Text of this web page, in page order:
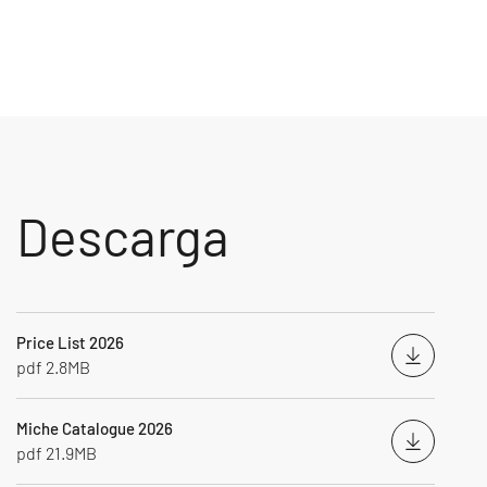
Descarga
Price List 2026
pdf 2.8MB
Miche Catalogue 2026
pdf 21.9MB